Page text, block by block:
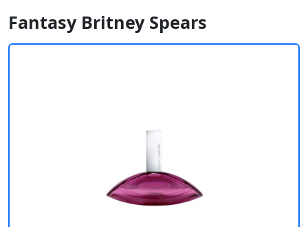
Fantasy Britney Spears